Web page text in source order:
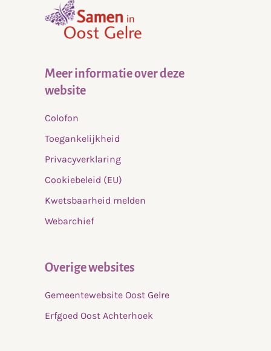
Meer informatie over deze
website
Colofon
Toegankelijkheid
Privacyverklaring
Cookiebeleid (EU)
Kwetsbaarheid melden
Webarchief
Overige websites
Gemeentewebsite Oost Gelre
Erfgoed Oost Achterhoek